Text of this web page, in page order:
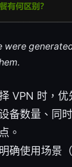
VPN 时，
备数量、同
。
确使用场景